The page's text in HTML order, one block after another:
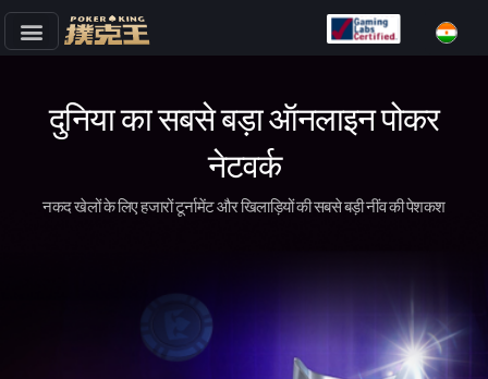
दुनिया का सबसे बड़ा ऑनलाइन पोकर
नेटवर्क
नकद खेलों के लिए हजारों टूर्नामेंट और खिलाड़ियों की सबसे बड़ी नींव की पेशकश